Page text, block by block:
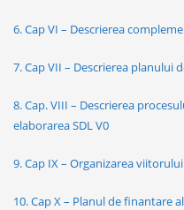
6. Cap VI – Descrierea
7. Cap VII – Descrierea planului
8. Cap. VIII – Descrierea
elaborarea SDL V0
9. Cap IX – Organizarea viitorului
10. Cap X – Planul de finantare